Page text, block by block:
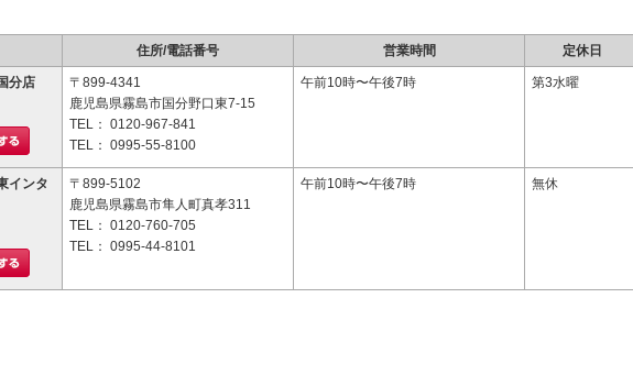
住所/電話番号 営業時間 定休日
分店
〒899-4341
鹿児島県霧島市国分野口東7-15
TEL： 0120-967-841
TEL： 0995-55-8100
午前10時〜午後7時 第3水曜
インタ
〒899-5102
鹿児島県霧島市隼人町真孝311
TEL： 0120-760-705
TEL： 0995-44-8101
午前10時〜午後7時 無休